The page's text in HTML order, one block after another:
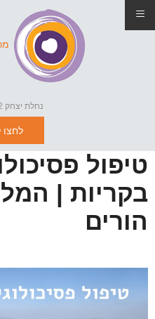
נחלת יצחק 32א', תל אביב
לחצו
טיפול
בקריות |
הורים
≡